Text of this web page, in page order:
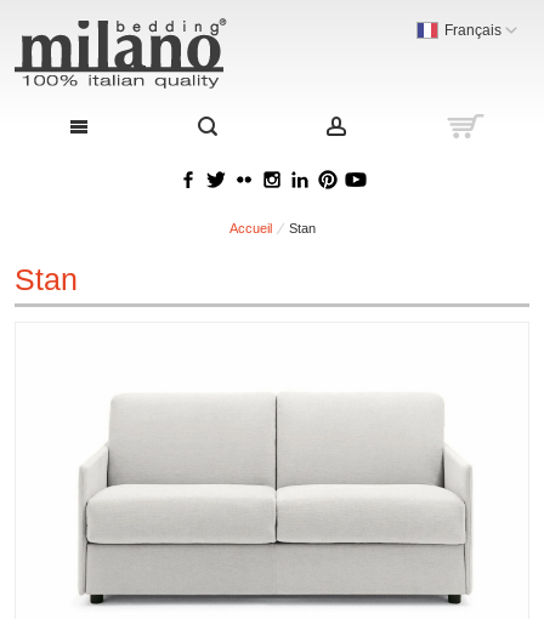
Français
Accueil Stan
Stan